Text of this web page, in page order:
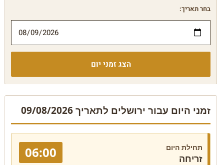
בחר תאריך:
הצג זמני יום
זמני היום עבור ירושלים לתאריך 09/08/2026
תחילת היום
זריחה 06:00